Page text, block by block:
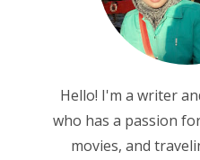
Hello! I'm a writer
who has a passion
movies, and